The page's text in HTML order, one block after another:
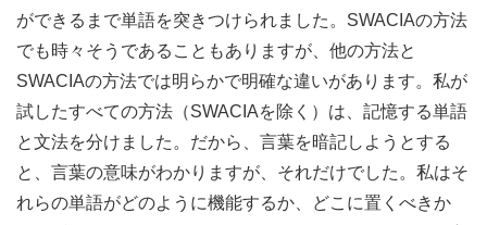
での勉強、日程の説明、日記の書き方
·数え方、会計、日と時間、比較と対比、提案、推測およ
びアドバイスが出来るようになる。
·フレンドリーなくだけた会話ができるようになる。
·学校、仕事、そして旅行ができる。
·当社のプログラムは日本語標準試験。
ができるまで単語を突きつけられました。SWACIAの方法
でも時々そうであることもありますが、他の方法と
SWACIAの方法では明らかで明確な違いがあります。私が
試したすべての方法（SWACIAを除く）は、記憶する単語
と文法を分けました。だから、言葉を暗記しようとする
と、言葉の意味がわかりますが、それだけでした。私はそ
れらの単語がどのように機能するか、どこに置くべきか